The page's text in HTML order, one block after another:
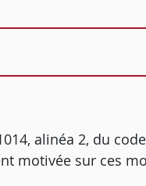
alinéa 2, du
motivée sur ces